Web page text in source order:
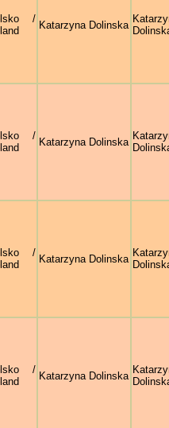
/
Katarzyna Dolinska
/
Katarzyna Dolinska
/
Katarzyna Dolinska
/
Katarzyna Dolinska